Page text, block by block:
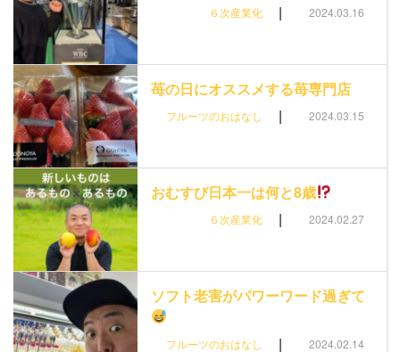
６次産業化 | 2024.03.16
苺の日にオススメする苺専門店
フルーツのおはなし | 2024.03.15
おむすび日本一は何と8歳
６次産業化 | 2024.02.27
ソフト老害がパワーワード過ぎて
フルーツのおはなし | 2024.02.14